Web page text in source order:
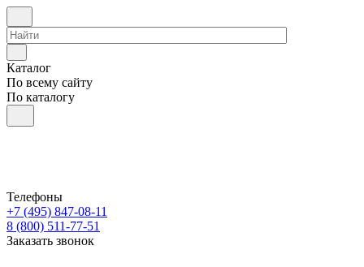
Каталог
По всему сайту
По каталогу
Телефоны
+7 (495) 847-08-11
8 (800) 511-77-51
Заказать звонок